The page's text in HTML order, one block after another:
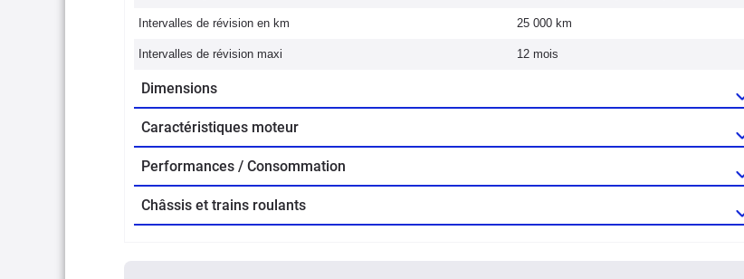
Intervalles de révision en km 25 000 km
Intervalles de révision maxi 12 mois
Dimensions
Caractéristiques moteur
Performances / Consommation
Châssis et trains roulants